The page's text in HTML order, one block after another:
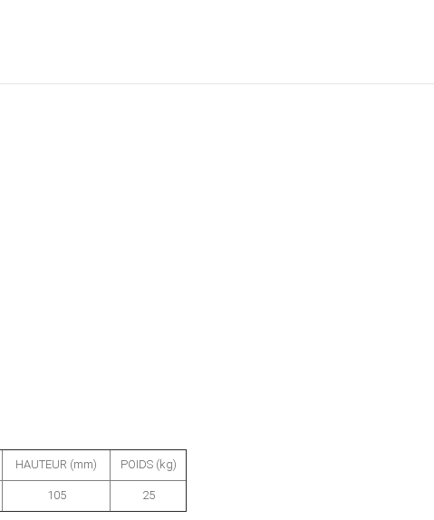
HAUTEUR (mm) POIDS (kg)
105 25